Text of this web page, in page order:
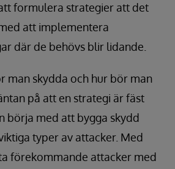
formulera strategier att det
att implementera
där de behövs blir lidande.
man skydda och hur bör man
på att en strategi är fäst
börja med att bygga skydd
typer av attacker. Med
förekommande attacker med